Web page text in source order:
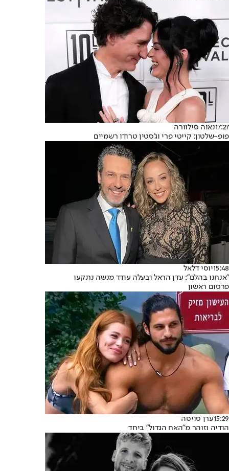
17:27נאוה סילוורה
פופ-שלטון: קייטי פרי וג'סטין טרודו רשמיים
15:48יוסי דלאל
"אנחנו בהלם": עדן הראל ובעלה עודד מנשה נתקעו
פרסום ראשון
15:29ערן סויסה
הודיה וזוהר מ"האח הגדול" ביחד